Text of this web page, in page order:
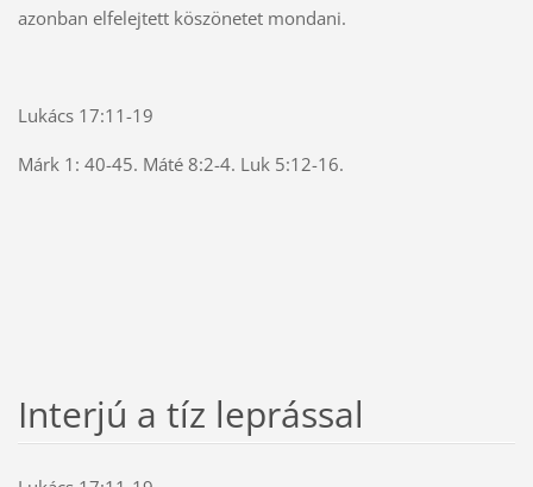
azonban elfelejtett köszönetet mondani.
Lukács 17:11-19
Márk 1: 40-45. Máté 8:2-4. Luk 5:12-16.
Interjú a tíz leprással